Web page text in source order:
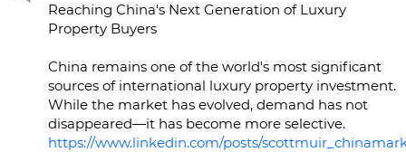
Reaching China's Next Generation of Luxury
Property Buyers
China remains one of the world's most significant
sources of international luxury property investment.
While the market has evolved, demand has not
disappeared—it has become more selective.
https://www.linkedin.com/posts/